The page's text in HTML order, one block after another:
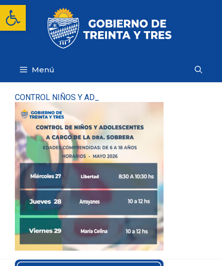
Abrir barra de herramientas
Saltar
contenido
Menú
CONTROL NIÑOS Y AD_